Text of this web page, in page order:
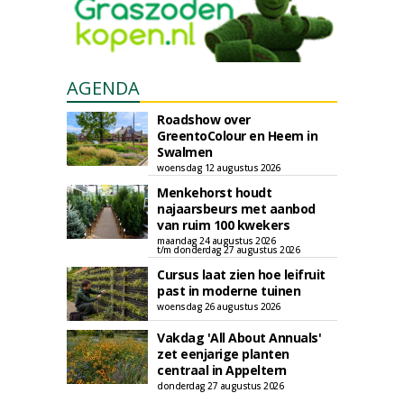
AGENDA
Roadshow over
GreentoColour en Heem in
Swalmen
woensdag 12 augustus 2026
Menkehorst houdt
najaarsbeurs met aanbod
van ruim 100 kwekers
maandag 24 augustus 2026
t/m donderdag 27 augustus 2026
Cursus laat zien hoe leifruit
past in moderne tuinen
woensdag 26 augustus 2026
Vakdag 'All About Annuals'
zet eenjarige planten
centraal in Appeltern
donderdag 27 augustus 2026